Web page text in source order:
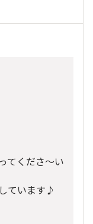
てくださ〜い
ています♪